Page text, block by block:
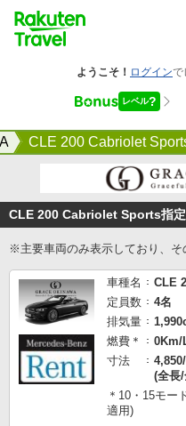
CLE 200 Cabriolet
CLE 200 Cabriolet Sports指
※主要車両のみ表示しており、そ
車種名
CLE
定員数
4名
排気量
燃費＊
0Km/
寸法
(全長
＊10・15モ
適用)